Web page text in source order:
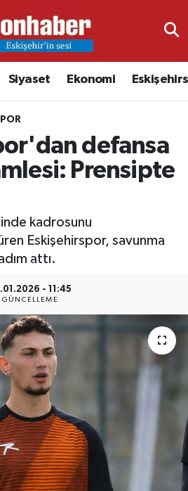
Siyaset Ekonomi
defansa
Prensipte
kadrosunu
Eskişehirspor, savunma
attı.
- 11:45
GÜNCELLEME
ve Fikstür